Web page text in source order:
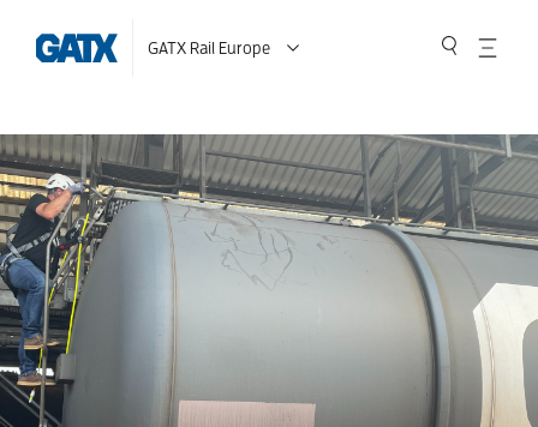
GATX Rail Europe